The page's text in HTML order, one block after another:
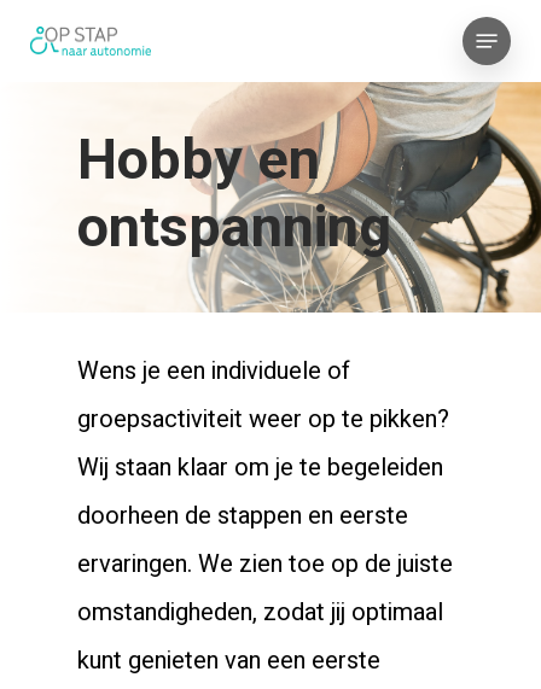
Menu
Hobby en
ontspanning
Wens je een individuele of
groepsactiviteit weer op te pikken?
Wij staan klaar om je te begeleiden
doorheen de stappen en eerste
ervaringen. We zien toe op de juiste
omstandigheden, zodat jij optimaal
kunt genieten van een eerste